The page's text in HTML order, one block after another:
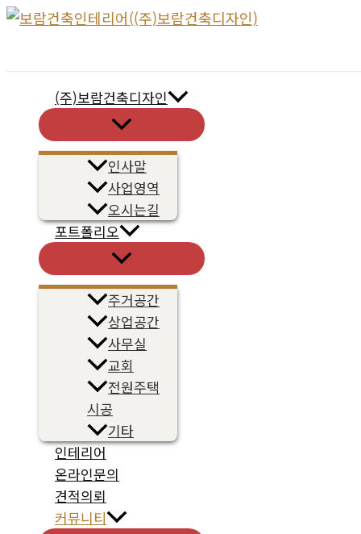
콘
(주)보람건축디자인
메
뉴
토
글
인사말
사업영역
오시는길
포트폴리오
메
뉴
토
글
주거공간
상업공간
사무실
교회
전원주택
시공
기타
인테리어
온라인문의
견적의뢰
커뮤니티